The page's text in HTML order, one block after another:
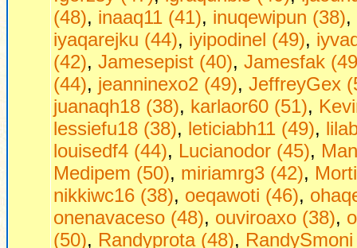
(48), inaaq11 (41), inuqewipun (38),
iyaqarejku (44), iyipodinel (49),
(42), Jamesepist (40), Jamesfak
(44), jeanninexo2 (49), JeffreyGex
juanaqh18 (38), karlaor60 (51),
lessiefu18 (38), leticiabh11 (49),
louisedf4 (44), Lucianodor (45),
Medipem (50), miriamrg3 (42),
nikkiwc16 (38), oeqawoti (46),
onenavaceso (48), ouviroaxo (38),
(50), Randyprota (48),